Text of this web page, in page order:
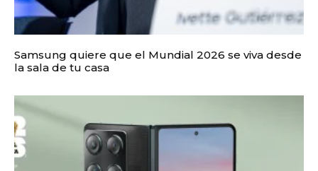
Samsung quiere que el Mundial 2026 se viva desde
la sala de tu casa